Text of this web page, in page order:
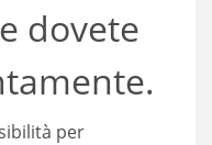
dovete
per